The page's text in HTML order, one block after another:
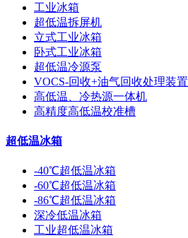
工业冰箱
超低温拆屏机
立式工业冰箱
卧式工业冰箱
超低温冷源泵
VOCS-回收+油气回收处理装置
高低温、冷热源一体机
高精度高低温校准槽
超低温冰箱
-40℃超低温冰箱
-60℃超低温冰箱
-86℃超低温冰箱
深冷低温冰箱
工业超低温冰箱